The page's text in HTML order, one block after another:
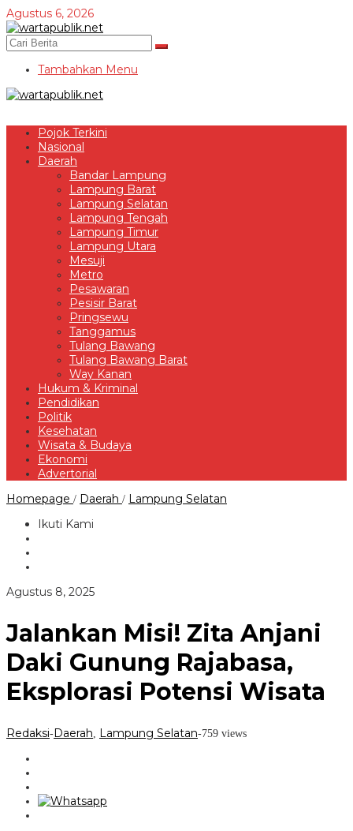
Lewati
ke
konten
Agustus 6, 2026
Tambahkan Menu
Pojok Terkini
Nasional
Daerah
Bandar Lampung
Lampung Barat
Lampung Selatan
Lampung Tengah
Lampung Timur
Lampung Utara
Mesuji
Metro
Pesawaran
Pesisir Barat
Pringsewu
Tanggamus
Tulang Bawang
Tulang Bawang Barat
Way Kanan
Hukum & Kriminal
Pendidikan
Politik
Kesehatan
Wisata & Budaya
Ekonomi
Advertorial
Homepage / Daerah / Lampung Selatan
Ikuti Kami
Agustus 8, 2025oleh
Jalankan Misi! Zita Anjani
Daki Gunung Rajabasa,
Eksplorasi Potensi Wisata
Redaksi-Daerah Lampung Selatan-759 views